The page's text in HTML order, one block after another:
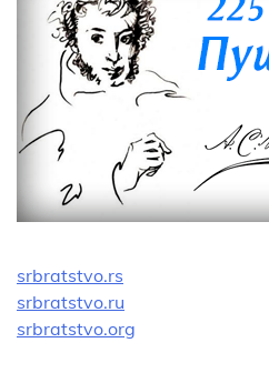
srbratstvo.rs
srbratstvo.ru
srbratstvo.org